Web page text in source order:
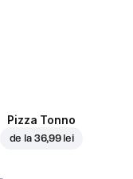
Pizza Tonno
de la 36,99 lei